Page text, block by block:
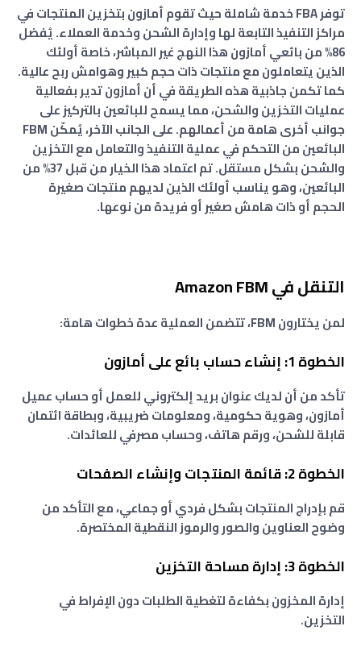
توفر FBA خدمة شاملة حيث تقوم أمازون بتخزين المنتجات في
مراكز التنفيذ التابعة لها وإدارة الشحن وخدمة العملاء. يُفضل
86% من بائعي أمازون هذا النهج غير المباشر، خاصة أولئك
الذين يتعاملون مع منتجات ذات حجم كبير وهوامش ربح عالية.
كما تكمن جاذبية هذه الطريقة في أن أمازون تدير بفعالية
عمليات التخزين والشحن، مما يسمح للبائعين بالتركيز على
جوانب أخرى هامة من أعمالهم. على الجانب الآخر، يُمكّن FBM
البائعين من التحكم في عملية التنفيذ والتعامل مع التخزين
والشحن بشكل مستقل. تم اعتماد هذا الخيار من قبل 37% من
البائعين، وهو يناسب أولئك الذين لديهم منتجات صغيرة
الحجم أو ذات هامش صغير أو فريدة من نوعها.
التنقل في Amazon FBM
لمن يختارون FBM، تتضمن العملية عدة خطوات هامة:
الخطوة 1: إنشاء حساب بائع على أمازون
تأكد من أن لديك عنوان بريد إلكتروني للعمل أو حساب عميل
أمازون، وهوية حكومية، ومعلومات ضريبية، وبطاقة ائتمان
قابلة للشحن، ورقم هاتف، وحساب مصرفي للعائدات.
الخطوة 2: قائمة المنتجات وإنشاء الصفحات
قم بإدراج المنتجات بشكل فردي أو جماعي، مع التأكد من
وضوح العناوين والصور والرموز النقطية المختصرة.
الخطوة 3: إدارة مساحة التخزين
إدارة المخزون بكفاءة لتغطية الطلبات دون الإفراط في
التخزين.